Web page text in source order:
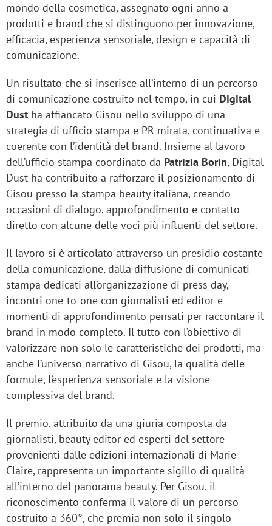
mondo della cosmetica, assegnato ogni anno a
prodotti e brand che si distinguono per innovazione,
efficacia, esperienza sensoriale, design e capacità di
comunicazione.
Un risultato che si inserisce all’interno di un percorso
di comunicazione costruito nel tempo, in cui Digital
Dust ha affiancato Gisou nello sviluppo di una
strategia di ufficio stampa e PR mirata, continuativa e
coerente con l’identità del brand. Insieme al lavoro
dell’ufficio stampa coordinato da Patrizia Borin, Digital
Dust ha contribuito a rafforzare il posizionamento di
Gisou presso la stampa beauty italiana, creando
occasioni di dialogo, approfondimento e contatto
diretto con alcune delle voci più influenti del settore.
Il lavoro si è articolato attraverso un presidio costante
della comunicazione, dalla diffusione di comunicati
stampa dedicati all’organizzazione di press day,
incontri one-to-one con giornalisti ed editor e
momenti di approfondimento pensati per raccontare il
brand in modo completo. Il tutto con l’obiettivo di
valorizzare non solo le caratteristiche dei prodotti, ma
anche l’universo narrativo di Gisou, la qualità delle
formule, l’esperienza sensoriale e la visione
complessiva del brand.
Il premio, attribuito da una giuria composta da
giornalisti, beauty editor ed esperti del settore
provenienti dalle edizioni internazionali di Marie
Claire, rappresenta un importante sigillo di qualità
all’interno del panorama beauty. Per Gisou, il
riconoscimento conferma il valore di un percorso
costruito a 360°, che premia non solo il singolo